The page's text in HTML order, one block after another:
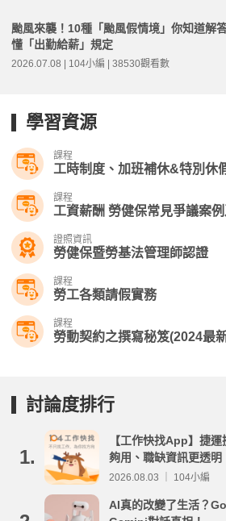
颱風來襲！10種「颱風假情境」你知道解
懂「出勤給薪」規定
2026.07.08 | 104小編 | 38530觀看數
學習資源
課程
工時制度、加班補休&特別休
課程
工資薪酬 勞健保常見爭議案
證照資訊
勞健保暨勞基法管理師認證
課程
勞工各類請假實務
課程
勞動契約之撰寫秘笈(2024最
討論度排行
1.
【工作快找App】捷
夠用、職缺資訊更透
2026.08.03 ｜ 104小編
AI真的改變了生活？